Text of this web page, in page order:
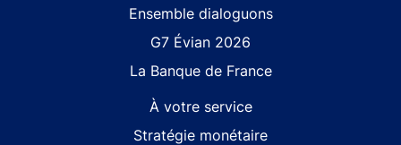
Ensemble dialoguons
G7 Évian 2026
La Banque de France
À votre service
Stratégie monétaire